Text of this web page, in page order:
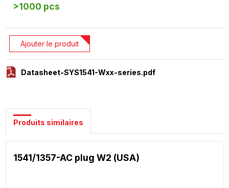
>1000 pcs
Datasheet-SYS1541-Wxx-series.pdf
Ajouter le produit
Produits similaires
1541/1357-AC plug W2 (USA)